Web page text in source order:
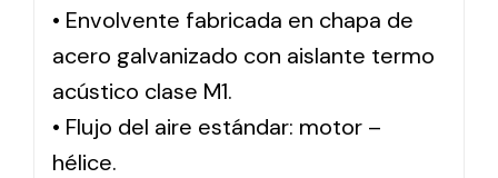
• Envolvente fabricada en chapa de
acero galvanizado con aislante termo
acústico clase M1.
• Flujo del aire estándar: motor –
hélice.